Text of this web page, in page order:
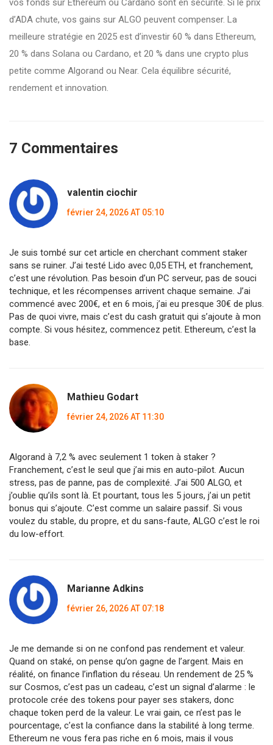
vos fonds sur Ethereum ou Cardano sont en sécurité. Si le prix
d’ADA chute, vos gains sur ALGO peuvent compenser. La
meilleure stratégie en 2025 est d’investir 60 % dans Ethereum,
20 % dans Solana ou Cardano, et 20 % dans une crypto plus
petite comme Algorand ou Near. Cela équilibre sécurité,
rendement et innovation.
7 Commentaires
valentin ciochir
février 24, 2026 AT 05:10
Je suis tombé sur cet article en cherchant comment staker
sans se ruiner. J’ai testé Lido avec 0,05 ETH, et franchement,
c’est une révolution. Pas besoin d’un PC serveur, pas de souci
technique, et les récompenses arrivent chaque semaine. J’ai
commencé avec 200€, et en 6 mois, j’ai eu presque 30€ de plus.
Pas de quoi vivre, mais c’est du cash gratuit qui s’ajoute à mon
compte. Si vous hésitez, commencez petit. Ethereum, c’est la
base.
Mathieu Godart
février 24, 2026 AT 11:30
Algorand à 7,2 % avec seulement 1 token à staker ?
Franchement, c’est le seul que j’ai mis en auto-pilot. Aucun
stress, pas de panne, pas de complexité. J’ai 500 ALGO, et
j’oublie qu’ils sont là. Et pourtant, tous les 5 jours, j’ai un petit
bonus qui s’ajoute. C’est comme un salaire passif. Si vous
voulez du stable, du propre, et du sans-faute, ALGO c’est le roi
du low-effort.
Marianne Adkins
février 26, 2026 AT 07:18
Je me demande si on ne confond pas rendement et valeur.
Quand on staké, on pense qu’on gagne de l’argent. Mais en
réalité, on finance l’inflation du réseau. Un rendement de 25 %
sur Cosmos, c’est pas un cadeau, c’est un signal d’alarme : le
protocole crée des tokens pour payer ses stakers, donc
chaque token perd de la valeur. Le vrai gain, ce n’est pas le
pourcentage, c’est la confiance dans la stabilité à long terme.
Ethereum ne vous fera pas riche en 6 mois, mais il vous